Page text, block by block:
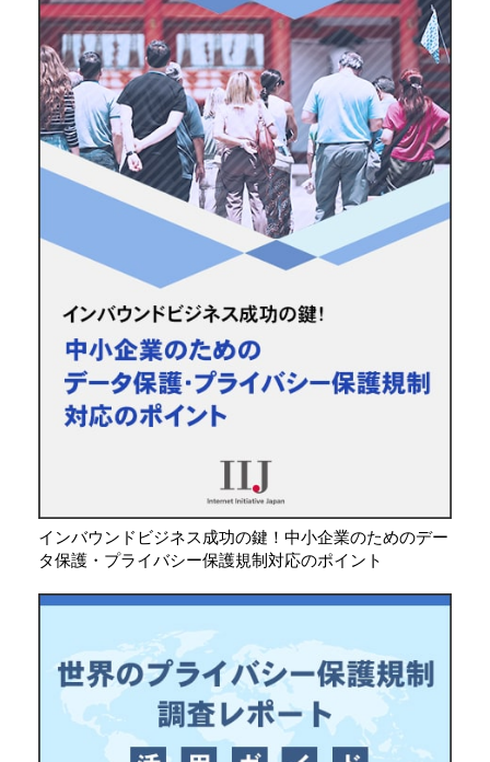
インバウンドビジネス成功の鍵！中小企業のためのデー
タ保護・プライバシー保護規制対応のポイント